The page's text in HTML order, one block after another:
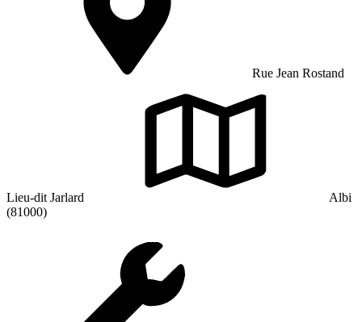
Rue Jean Rostand
Lieu-dit Jarlard
Albi
(81000)